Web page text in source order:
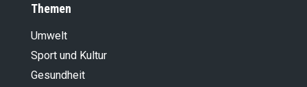
Themen
Umwelt
Sport und Kultur
Gesundheit